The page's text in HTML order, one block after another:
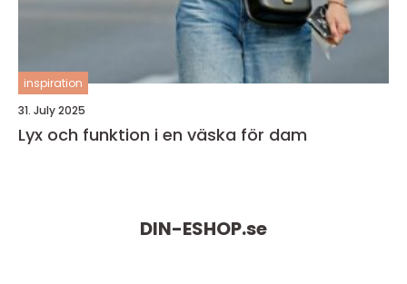
inspiration
31. July 2025
Lyx och funktion i en väska för dam
DIN-ESHOP.se